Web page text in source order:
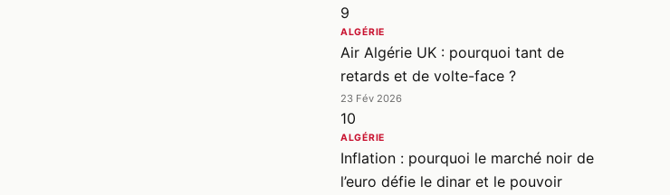
9
ALGÉRIE
Air Algérie UK : pourquoi tant de
retards et de volte-face ?
23 Fév 2026
10
ALGÉRIE
Inflation : pourquoi le marché noir de
l’euro défie le dinar et le pouvoir